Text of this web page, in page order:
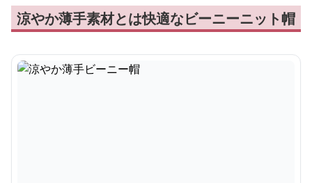
涼やか薄手素材とは快適なビーニーニット帽